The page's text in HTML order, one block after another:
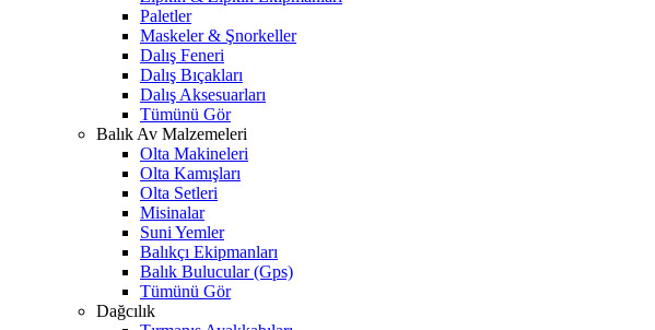
Paletler
Maskeler & Şnorkeller
Dalış Feneri
Dalış Bıçakları
Dalış Aksesuarları
Tümünü Gör
Balık Av Malzemeleri
Olta Makineleri
Olta Kamışları
Olta Setleri
Misinalar
Suni Yemler
Balıkçı Ekipmanları
Balık Bulucular (Gps)
Tümünü Gör
Dağcılık